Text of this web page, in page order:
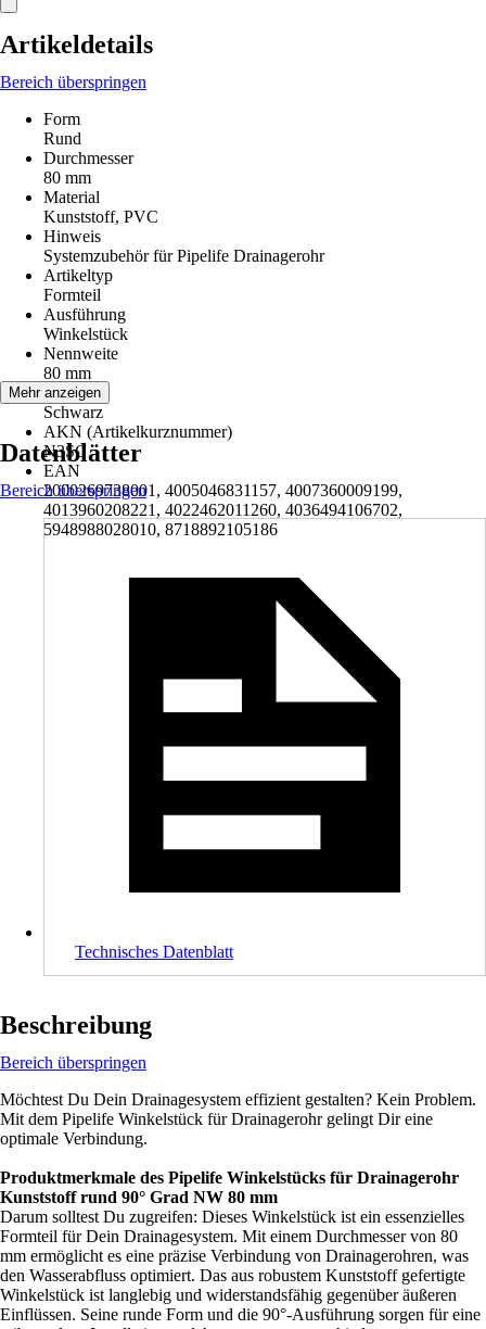
Artikeldetails
Bereich überspringen
Form
Rund
Durchmesser
80 mm
Material
Kunststoff, PVC
Hinweis
Systemzubehör für Pipelife Drainagerohr
Artikeltyp
Formteil
Ausführung
Winkelstück
Nennweite
80 mm
Farbton
Schwarz
AKN (Artikelkurznummer)
N3SC
EAN
2000269738001, 4005046831157, 4007360009199,
4013960208221, 4022462011260, 4036494106702,
5948988028010, 8718892105186
Mehr anzeigen
Datenblätter
Bereich überspringen
Technisches Datenblatt
Beschreibung
Bereich überspringen
Möchtest Du Dein Drainagesystem effizient gestalten? Kein Problem.
Mit dem Pipelife Winkelstück für Drainagerohr gelingt Dir eine
optimale Verbindung.
Produktmerkmale des Pipelife Winkelstücks für Drainagerohr
Kunststoff rund 90° Grad NW 80 mm
Darum solltest Du zugreifen: Dieses Winkelstück ist ein essenzielles
Formteil für Dein Drainagesystem. Mit einem Durchmesser von 80
mm ermöglicht es eine präzise Verbindung von Drainagerohren, was
den Wasserabfluss optimiert. Das aus robustem Kunststoff gefertigte
Winkelstück ist langlebig und widerstandsfähig gegenüber äußeren
Einflüssen. Seine runde Form und die 90°-Ausführung sorgen für eine